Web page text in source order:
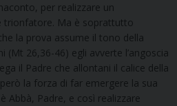
per realizzare un
trionfatore. Ma è soprattutto
la prova assume il tono della
(Mt 26,36-46) egli avverte l’angoscia
il Padre che allontani il calice della
la forza di far emergere la sua
Abbà, Padre, e così realizzare